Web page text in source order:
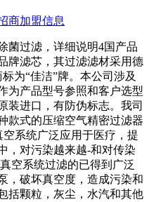
商加盟信息
菌过滤，详细说明4国产品
牌滤芯，其过滤滤材采用德
为“佳洁”牌。本公司涉及
为产品型号参照和客户选型
装进口，有防伪标志。我司
款式的压缩空气精密过滤器
系统广泛应用于医疗，提
，对污染越来越-和对传染
空系统过滤的已得到广泛
，破坏真空度，造成污染和
括颗粒，灰尘，水汽和其他